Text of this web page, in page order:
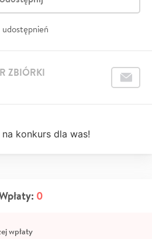
udostępnień
ZBIÓRKI
konkurs dla was!
0
wpłaty